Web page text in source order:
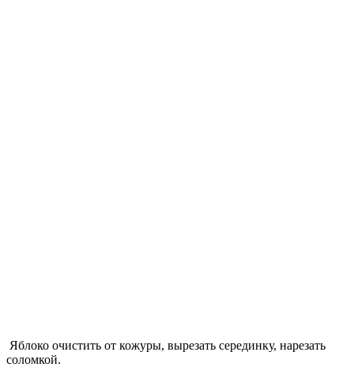
Яблоко очистить от кожуры, вырезать серединку, нарезать
соломкой.